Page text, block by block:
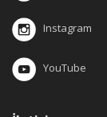
Instagram
YouTube